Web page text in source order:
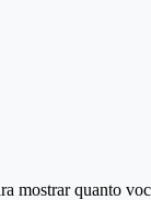
mostrar quanto